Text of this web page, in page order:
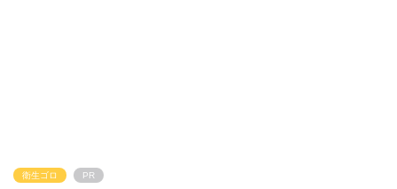
衛生ゴロ PR